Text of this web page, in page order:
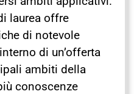
laurea offre
di notevole
di un’offerta
ambiti della
conoscenze